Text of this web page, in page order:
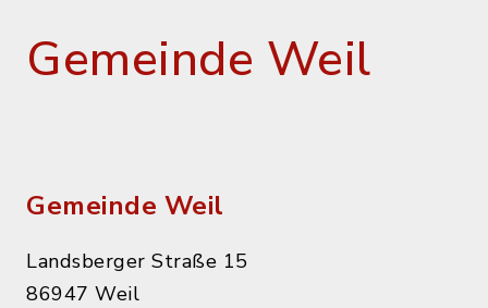
Gemeinde Weil
Gemeinde Weil
Landsberger Straße 15
86947 Weil